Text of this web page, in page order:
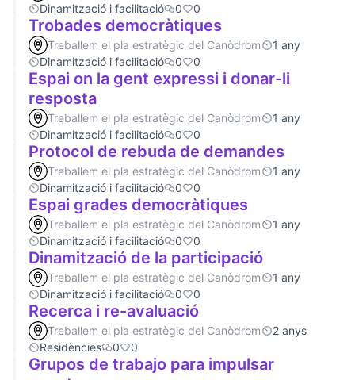
Dinamització i facilitació
0 0
Trobades democràtiques
Treballem el pla estratègic del Canòdrom
1 any
Dinamització i facilitació
0 0
Espai on la gent expressi i donar-li
resposta
Treballem el pla estratègic del Canòdrom
1 any
Dinamització i facilitació
0 0
Protocol de rebuda de demandes
Treballem el pla estratègic del Canòdrom
1 any
Dinamització i facilitació
0 0
Espai grades democràtiques
Treballem el pla estratègic del Canòdrom
1 any
Dinamització i facilitació
0 0
Dinamització de la participació
Treballem el pla estratègic del Canòdrom
1 any
Dinamització i facilitació
0 0
Recerca i re-avaluació
Treballem el pla estratègic del Canòdrom
2 anys
Residències
0 0
Grupos de trabajo para impulsar